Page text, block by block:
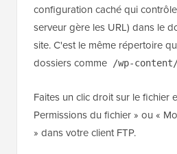
configuration caché qui
serveur gère les URL) dans le
site. C'est le même répertoire
dossiers comme
/wp-
Faites un clic droit sur le fichier
Permissions du fichier » ou «
» dans votre client FTP.